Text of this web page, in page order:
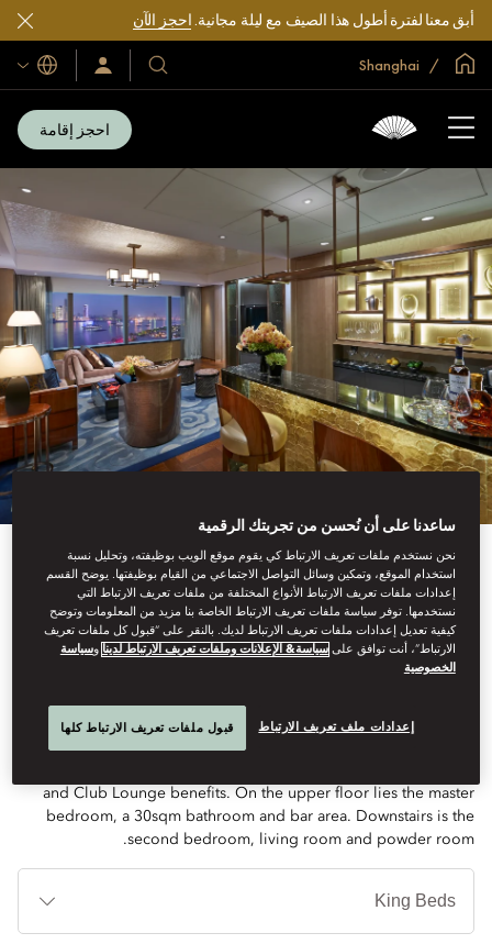
أبق معنا لفترة أطول هذا الصيف مع ليلة مجانية.احجز الآن
الصفحة الرئيسية العالمية
فنادقنا
ومنتجعاتنا
سجّل
الدخول/
اللغات
احجز إقامة
See All Rooms
ORIENTAL SUITE
and Club Lounge benefits. On the upper floor lies the master
bedroom, a 30sqm bathroom and bar area. Downstairs is the
second bedroom, living room and powder room.
ساعدنا على أن نُحسن من تجربتك الرقمية
نحن نستخدم ملفات تعريف الارتباط كي يقوم موقع الويب بوظيفته، وتحليل نسبة
استخدام الموقع، وتمكين وسائل التواصل الاجتماعي من القيام بوظيفتها. يوضح القسم
إعدادات ملفات تعريف الارتباط الأنواع المختلفة من ملفات تعريف الارتباط التي
نستخدمها. توفر سياسة ملفات تعريف الارتباط الخاصة بنا مزيد من المعلومات وتوضح
كيفية تعديل إعدادات ملفات تعريف الارتباط لديك. بالنقر على “قبول كل ملفات تعريف
الارتباط”، أنت توافق علىسياسة& الإعلانات وملفات تعريف الارتباط لدينا وسياسة
الخصوصية
إعدادات ملف تعريف الارتباط قبول ملفات تعريف الارتباط كلها